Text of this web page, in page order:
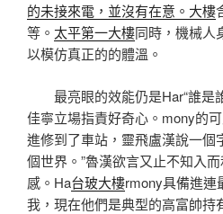
的未接來電，並沒有在意。大樓
等。 太平第一大樓同時，機械人
以模仿真正的的體溫。
最亮眼的效能仍是Har“誰是
佳寧立場指責好奇心。mony的
進修到了車站，靈飛盧漢說一個
個世界。”魯漢欲言又止不知入
感。Ha台玻大樓rmony具備進連
我，現在他們是典型的高富帥持